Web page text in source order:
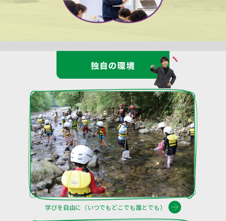
学びを自由に（いつでもどこでも誰とでも）